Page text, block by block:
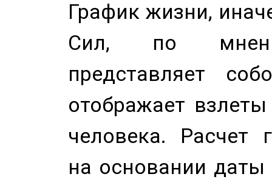
График жизни,
Сил, по
представляет
отображает
человека. Расчет
на основании